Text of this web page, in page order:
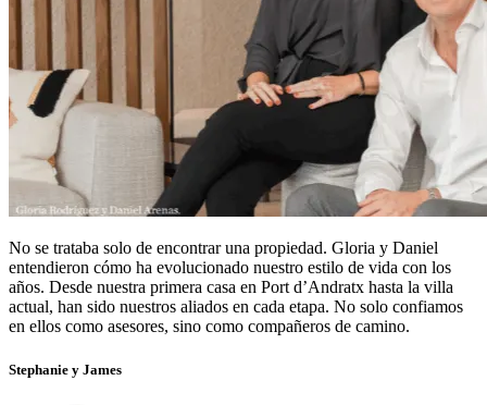
No se trataba solo de encontrar una propiedad. Gloria y Daniel
entendieron cómo ha evolucionado nuestro estilo de vida con los
años. Desde nuestra primera casa en Port d’Andratx hasta la villa
actual, han sido nuestros aliados en cada etapa. No solo confiamos
en ellos como asesores, sino como compañeros de camino.
Stephanie y James